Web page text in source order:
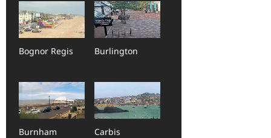
Bognor Regis Burlington
Burnham Carbis